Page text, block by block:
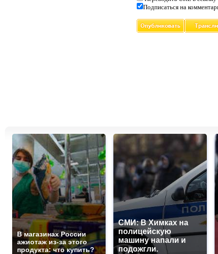
Подписаться на
В магазинах России
ажиотаж из-за этого
продукта: что купить?
СМИ: В Химках на
полицейскую
машину напали и
подожгли.